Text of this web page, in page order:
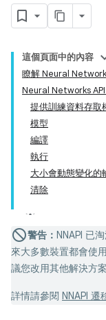
這個頁面中的內容
瞭解 Neural
Neural Networks
提供訓練資料存取
模型
編譯
執行
大小會動態變化的
清除
警告： NNAPI 已
來大多數裝置都會使
議您改用其他解決方
詳情請參閱 NNAPI 遷